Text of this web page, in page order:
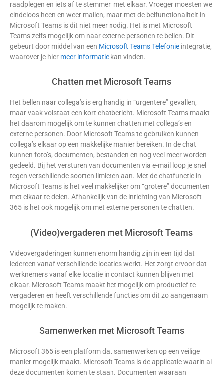
raadplegen en iets af te stemmen met elkaar. Vroeger moesten we
eindeloos heen en weer mailen, maar met de belfunctionaliteit in
Microsoft Teams is dit niet meer nodig. Het is met Microsoft
Teams zelfs mogelijk om naar externe personen te bellen. Dit
gebeurt door middel van een Microsoft Teams Telefonie integratie,
waarover je hier meer informatie kan vinden.
Chatten met Microsoft Teams
Het bellen naar collega’s is erg handig in “urgentere” gevallen,
maar vaak volstaat een kort chatbericht. Microsoft Teams maakt
het daarom mogelijk om te kunnen chatten met collega’s en
externe personen. Door Microsoft Teams te gebruiken kunnen
collega’s elkaar op een makkelijke manier bereiken. In de chat
kunnen foto’s, documenten, bestanden en nog veel meer worden
gedeeld. Bij het versturen van documenten via e-mail loop je snel
tegen verschillende soorten limieten aan. Met de chatfunctie in
Microsoft Teams is het veel makkelijker om “grotere” documenten
met elkaar te delen. Afhankelijk van de inrichting van Microsoft
365 is het ook mogelijk om met externe personen te chatten.
(Video)vergaderen met Microsoft Teams
Videovergaderingen kunnen enorm handig zijn in een tijd dat
iedereen vanaf verschillende locaties werkt. Het zorgt ervoor dat
werknemers vanaf elke locatie in contact kunnen blijven met
elkaar. Microsoft Teams maakt het mogelijk om productief te
vergaderen en heeft verschillende functies om dit zo aangenaam
mogelijk te maken.
Samenwerken met Microsoft Teams
Microsoft 365 is een platform dat samenwerken op een veilige
manier mogelijk maakt. Microsoft Teams is de applicatie waarin al
deze documenten komen te staan. Documenten waaraan